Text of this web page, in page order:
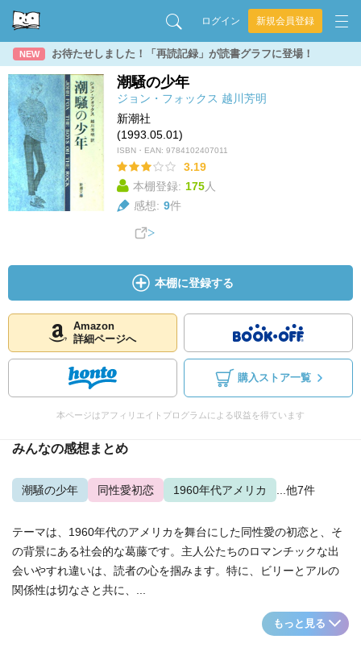
ログイン 新規会員登録
NEW お待たせしました！「再読記録」が読書グラフに登場！
潮騒の少年
ジョン・フォックス 越川芳明
新潮社
(1993.05.01)
ISBN・EAN: 9784102407011
3.19
本棚登録: 175人
感想: 9件
本棚に登録する
Amazon
詳細ページへ
購入ストア一覧
本ページはアフィリエイトプログラムによる収益を得ています
みんなの感想まとめ
潮騒の少年 同性愛初恋 1960年代アメリカ ...他7件
テーマは、1960年代のアメリカを舞台にした同性愛の初恋と、そ
の背景にある社会的な葛藤です。主人公たちのロマンチックな出
会いやすれ違いは、読者の心を掴みます。特に、ビリーとアルの
関係性は切なさと共に、...
もっと見る